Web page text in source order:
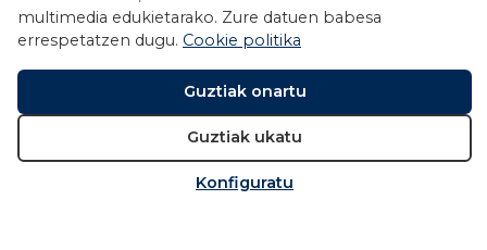
multimedia edukietarako. Zure datuen babesa
errespetatzen dugu. Cookie politika
Guztiak onartu
Guztiak ukatu
Konfiguratu